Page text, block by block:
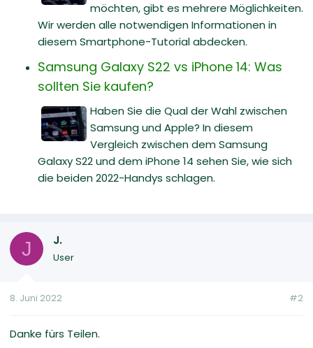
möchten, gibt es mehrere Möglichkeiten.
Wir werden alle notwendigen Informationen in
diesem Smartphone-Tutorial abdecken.
Samsung Galaxy S22 vs iPhone 14: Was
sollten Sie kaufen?
Haben Sie die Qual der Wahl zwischen
Samsung und Apple? In diesem
Vergleich zwischen dem Samsung
Galaxy S22 und dem iPhone 14 sehen Sie, wie sich
die beiden 2022-Handys schlagen.
J J.
User
8. Juni 2022 #2
Danke fürs Teilen.